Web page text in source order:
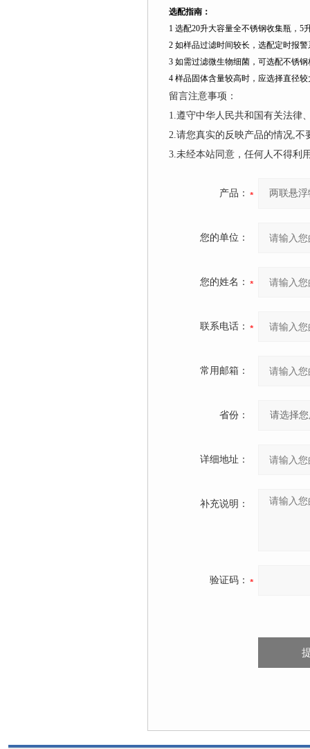
选配指南：
1 选配20升大容量全不锈钢收集瓶， 5
2 如样品过滤时间较长，选配定时报
3 如需过滤微生物细菌，可选配不锈
4 样品固体含量较高时，应选择直径
留言注意事项：
1.遵守中华人民共和国有关法律
2.请您真实的反映产品的情况,
3.未经本站同意，任何人不得利
产品：
您的单位：
您的姓名：
联系电话：
常用邮箱：
省份：
详细地址：
补充说明：
验证码：